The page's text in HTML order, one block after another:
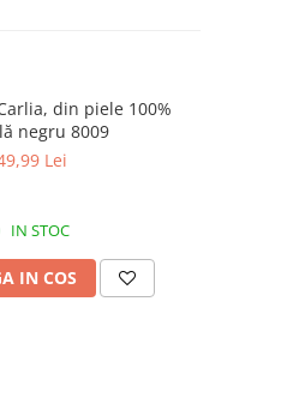
din piele 100%
negru 8009
Lei
IN STOC
IN COS